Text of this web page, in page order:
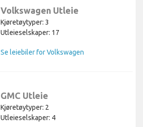
Volkswagen Utleie
Kjøretøytyper: 3
Utleieselskaper: 17
Se leiebiler for Volkswagen
GMC Utleie
Kjøretøytyper: 2
Utleieselskaper: 4